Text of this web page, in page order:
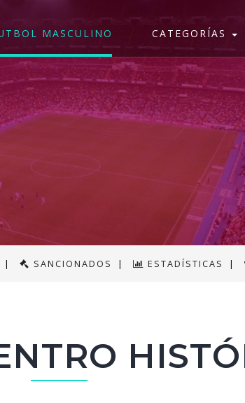
MASCULINO CATEGORÍAS
| SANCIONADOS | ESTADÍSTICAS |